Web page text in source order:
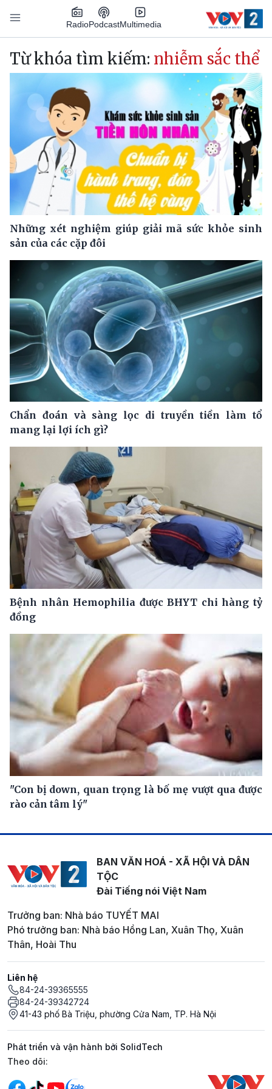
Nhảy đến nội dung
RadioPodcastMultimedia
Main navigation
Từ khóa tìm kiếm: nhiễm sắc thể
Những xét nghiệm giúp giải mã sức khỏe sinh
sản của các cặp đôi
Chẩn đoán và sàng lọc di truyền tiền làm tổ
mang lại lợi ích gì?
Bệnh nhân Hemophilia được BHYT chi hàng tỷ
đồng
"Con bị down, quan trọng là bố mẹ vượt qua được
rào cản tâm lý"
BAN VĂN HOÁ - XÃ HỘI VÀ DÂN
TỘC
Đài Tiếng nói Việt Nam
Trưởng ban: Nhà báo TUYẾT MAI
Phó trưởng ban: Nhà báo Hồng Lan, Xuân Thọ, Xuân
Thân, Hoài Thu
Liên hệ
84-24-39365555
84-24-39342724
41-43 phố Bà Triệu, phường Cửa Nam, TP. Hà Nội
Phát triển và vận hành bởi SolidTech
Mạng xã hội
Theo dõi: